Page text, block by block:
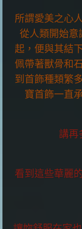
所謂愛美之心
從人類開始
起，便與其結
佩帶著獸骨和
到首飾種類繁
寶首飾一直
講再
看到這些華麗